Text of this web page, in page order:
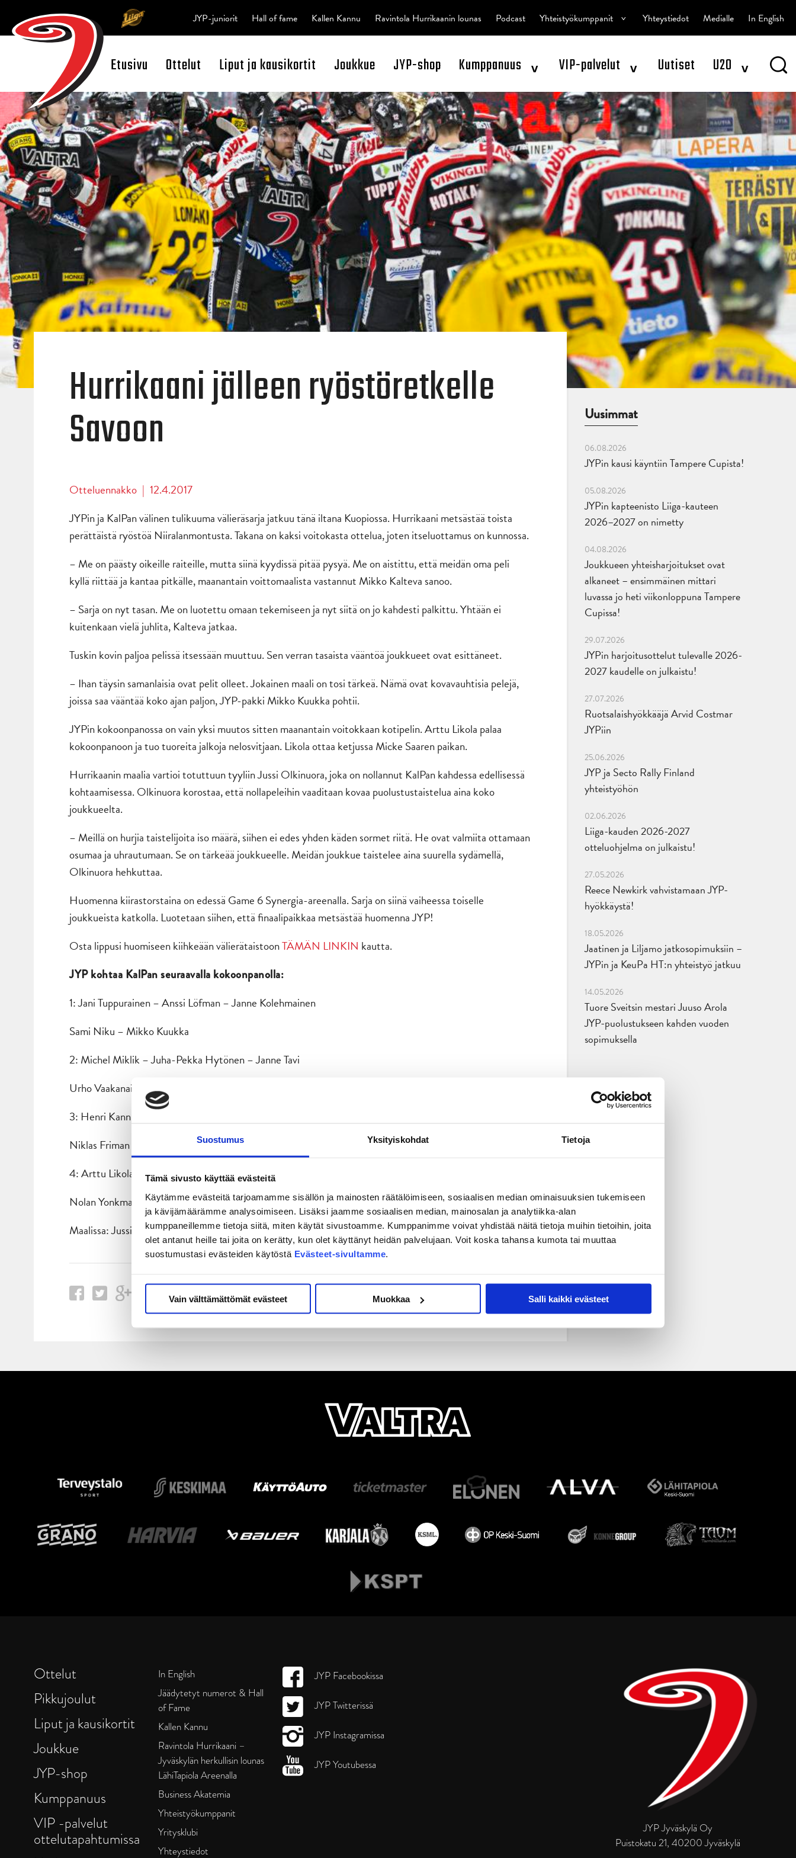
Suostumus Yksityiskohdat Tietoja
Tämä sivusto käyttää evästeitä
Käytämme evästeitä tarjoamamme sisällön ja mainosten räätälöimiseen, sosiaalisen median ominaisuuksien tukemiseen
ja kävijämäärämme analysoimiseen. Lisäksi jaamme sosiaalisen median, mainosalan ja analytiikka-alan
kumppaneillemme tietoja siitä, miten käytät sivustoamme. Kumppanimme voivat yhdistää näitä tietoja muihin tietoihin, joita
olet antanut heille tai joita on kerätty, kun olet käyttänyt heidän palvelujaan. Voit koska tahansa kumota tai muuttaa
suostumustasi evästeiden käytöstä Evästeet-sivultamme.
Vain välttämättömät evästeet Muokkaa Salli kaikki evästeet
Open Search
Etusivu Ottelut Liput ja kausikortit Joukkue JYP-shop Kumppanuus ^ VIP-palvelut ^ Uutiset U20 ^
JYP-juniorit Hall of fame Kallen Kannu Ravintola Hurrikaanin lounas Podcast Yhteistyökumppanit ^ Yhteystiedot Medialle In English
Hurrikaani jälleen ryöstöretkelle
Savoon
Otteluennakko | 12.4.2017
JYPin ja KalPan välinen tulikuuma välieräsarja jatkuu tänä iltana Kuopiossa. Hurrikaani metsästää toista
perättäistä ryöstöä Niiralanmontusta. Takana on kaksi voitokasta ottelua, joten itseluottamus on kunnossa.
– Me on päästy oikeille raiteille, mutta siinä kyydissä pitää pysyä. Me on aistittu, että meidän oma peli
kyllä riittää ja kantaa pitkälle, maanantain voittomaalista vastannut Mikko Kalteva sanoo.
– Sarja on nyt tasan. Me on luotettu omaan tekemiseen ja nyt siitä on jo kahdesti palkittu. Yhtään ei
kuitenkaan vielä juhlita, Kalteva jatkaa.
Tuskin kovin paljoa pelissä itsessään muuttuu. Sen verran tasaista vääntöä joukkueet ovat esittäneet.
– Ihan täysin samanlaisia ovat pelit olleet. Jokainen maali on tosi tärkeä. Nämä ovat kovavauhtisia pelejä,
joissa saa vääntää koko ajan paljon, JYP-pakki Mikko Kuukka pohtii.
JYPin kokoonpanossa on vain yksi muutos sitten maanantain voitokkaan kotipelin. Arttu Likola palaa
kokoonpanoon ja tuo tuoreita jalkoja nelosvitjaan. Likola ottaa ketjussa Micke Saaren paikan.
Hurrikaanin maalia vartioi totuttuun tyyliin Jussi Olkinuora, joka on nollannut KalPan kahdessa edellisessä
kohtaamisessa. Olkinuora korostaa, että nollapeleihin vaaditaan kovaa puolustustaistelua aina koko
joukkueelta.
– Meillä on hurjia taistelijoita iso määrä, siihen ei edes yhden käden sormet riitä. He ovat valmiita ottamaan
osumaa ja uhrautumaan. Se on tärkeää joukkueelle. Meidän joukkue taistelee aina suurella sydämellä,
Olkinuora hehkuttaa.
Huomenna kiirastorstaina on edessä Game 6 Synergia-areenalla. Sarja on siinä vaiheessa toiselle
joukkueista katkolla. Luotetaan siihen, että finaalipaikkaa metsästää huomenna JYP!
Osta lippusi huomiseen kiihkeään välierätaistoonTÄMÄN LINKIN kautta.
JYP kohtaa KalPan seuraavalla kokoonpanolla:
1: Jani Tuppurainen – Anssi Löfman – Janne Kolehmainen
Sami Niku – Mikko Kuukka
2: Michel Miklik – Juha-Pekka Hytönen – Janne Tavi
Urho Vaakanainen – Juuso Pulli
3: Henri Kanninen – Antti Suomela – Joonas Nättinen
Niklas Friman – Mikko Kuukka
4: Arttu Likola – Valtteri Hotakainen – Tuomas Pihlman
Nolan Yonkman
Maalissa: Jussi Olkinuora (Pekka Tuokkola)
Uusimmat
06.08.2026
JYPin kausi käyntiin Tampere Cupista!
05.08.2026
JYPin kapteenisto Liiga-kauteen
2026–2027 on nimetty
04.08.2026
Joukkueen yhteisharjoitukset ovat
alkaneet – ensimmäinen mittari
luvassa jo heti viikonloppuna Tampere
Cupissa!
29.07.2026
JYPin harjoitusottelut tulevalle 2026-
2027 kaudelle on julkaistu!
27.07.2026
Ruotsalaishyökkääjä Arvid Costmar
JYPiin
25.06.2026
JYP ja Secto Rally Finland
yhteistyöhön
02.06.2026
Liiga-kauden 2026-2027
otteluohjelma on julkaistu!
27.05.2026
Reece Newkirk vahvistamaan JYP-
hyökkäystä!
18.05.2026
Jaatinen ja Liljamo jatkosopimuksiin –
JYPin ja KeuPa HT:n yhteistyö jatkuu
14.05.2026
Tuore Sveitsin mestari Juuso Arola
JYP-puolustukseen kahden vuoden
sopimuksella
JYP Jyväskylä Oy
Puistokatu 21, 40200 Jyväskylä
Ottelut
Pikkujoulut
Liput ja kausikortit
Joukkue
JYP-shop
Kumppanuus
VIP -palvelut
ottelutapahtumissa
In English
Jäädytetyt numerot & Hall
of Fame
Kallen Kannu
Ravintola Hurrikaani –
Jyväskylän herkullisin lounas
LähiTapiola Areenalla
Business Akatemia
Yhteistyökumppanit
Yritysklubi
Yhteystiedot
JYP Facebookissa
JYP Twitterissä
JYP Instagramissa
JYP Youtubessa